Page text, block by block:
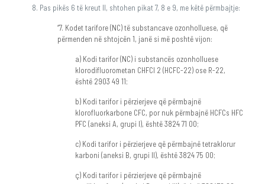
Pas pikës 6 të kreut II, shtohen pikat 7, 8 e 9, me këtë përmbajtje:
“7. Kodet tarifore (NC) të substancave ozonholluese, që
përmenden në shtojcën 1, janë si më poshtë vijon:
a) Kodi tarifor (NC) i substancës ozonholluese
klorodifluorometan CHFCl 2 (HCFC-22) ose R-22,
është 2903 49 11;
b) Kodi tarifor i përzierjeve që përmbajnë
klorofluorkarbone CFC, por nuk përmbajnë HCFCs HFC
PFC (aneksi A, grupi I), është 3824 71 00;
c) Kodi tarifor i përzierjeve që përmbajnë tetraklorur
karboni (aneksi B, grupi II), është 3824 75 00;
ç) Kodi tarifor i përzierjeve që përmbajnë